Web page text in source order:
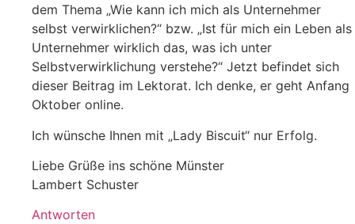
dem Thema „Wie kann ich mich als Unternehmer
selbst verwirklichen?“ bzw. „Ist für mich ein Leben als
Unternehmer wirklich das, was ich unter
Selbstverwirklichung verstehe?“ Jetzt befindet sich
dieser Beitrag im Lektorat. Ich denke, er geht Anfang
Oktober online.
Ich wünsche Ihnen mit „Lady Biscuit“ nur Erfolg.
Liebe Grüße ins schöne Münster
Lambert Schuster
Antworten